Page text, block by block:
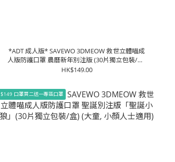
*ADT 成人版* SAVEWO 3DMEOW 救世立體喵成
人版防護口罩 農曆新年別注版 (30片獨立包裝/盒)
(90%以上成人適用)
HK$149.00
$149 口罩買二送一專區口罩